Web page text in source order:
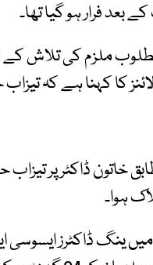
کے بعد فرار ہو گیا تھا۔
ملزم کی تلاش کے
لائنز کا کہنا ہے کہ
خاتون ڈاکٹر پر
ہوا۔
ینگ ڈاکٹرز ایسوسی